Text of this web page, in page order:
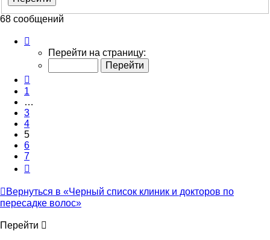
68 сообщений
Перейти на страницу:
1
…
3
4
5
6
7
Вернуться в «Черный список клиник и докторов по
пересадке волос»
Перейти